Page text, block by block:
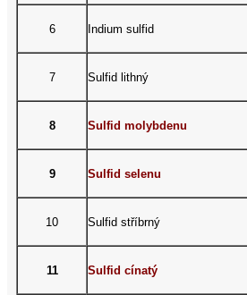
6 Indium sulfid
7 Sulfid lithný
8 Sulfid molybdenu
9 Sulfid selenu
10 Sulfid stříbrný
11 Sulfid cínatý